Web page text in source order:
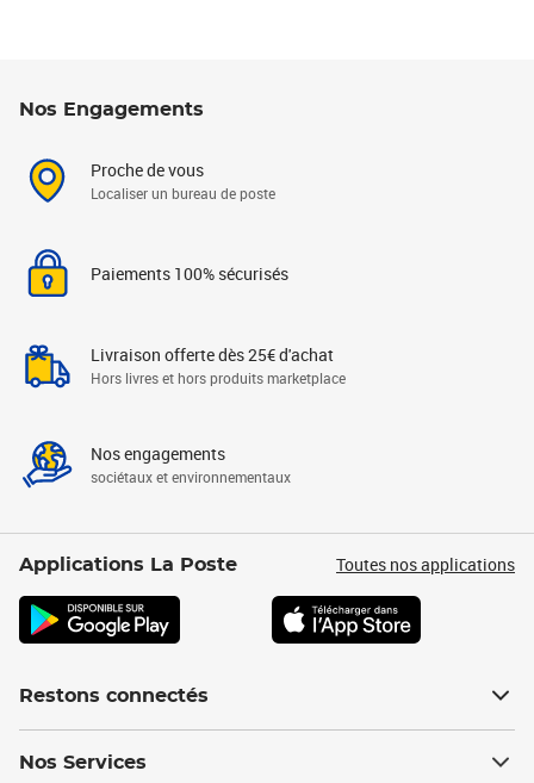
Nos Engagements
Proche de vous
Localiser un bureau de poste
Paiements 100% sécurisés
Livraison offerte dès 25€ d'achat
Hors livres et hors produits marketplace
Nos engagements
sociétaux et environnementaux
Applications La Poste Toutes nos applications
Restons connectés
Nos Services